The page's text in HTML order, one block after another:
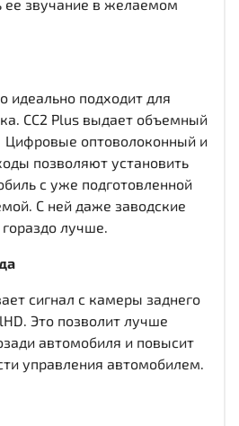
ее звучание в желаемом
идеально подходит для
CC2 Plus выдает объемный
Цифровые оптоволоконный и
позволяют установить
с уже подготовленной
С ней даже заводские
лучше.
сигнал с камеры заднего
Это позволит лучше
автомобиля и повысит
управления автомобилем.